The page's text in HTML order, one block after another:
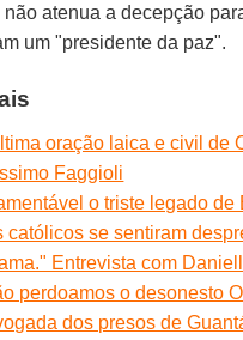
não atenua a decepção
um "presidente da paz".
oração laica e civil de
Faggioli
o triste legado de
católicos se sentiram
Entrevista com
perdoamos o desonesto
dos presos de